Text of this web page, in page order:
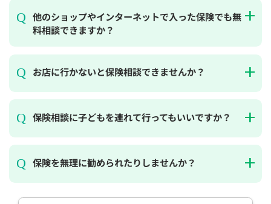
他のショップやインターネットで入った保険でも無
料相談できますか？
お店に行かないと保険相談できませんか？
保険相談に子どもを連れて行ってもいいですか？
保険を無理に勧められたりしませんか？